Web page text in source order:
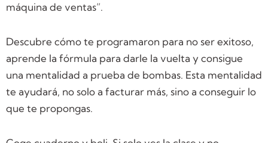
máquina de ventas”.
Descubre cómo te programaron para no ser exitoso,
aprende la fórmula para darle la vuelta y consigue
una mentalidad a prueba de bombas. Esta mentalidad
te ayudará, no solo a facturar más, sino a conseguir lo
que te propongas.